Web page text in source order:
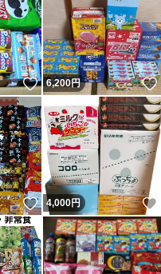
いいね！
6,200円
いいね！
4,000円